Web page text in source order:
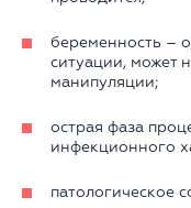
беременность –
ситуации, может
манипуляции;
острая фаза
инфекционного
патологическое